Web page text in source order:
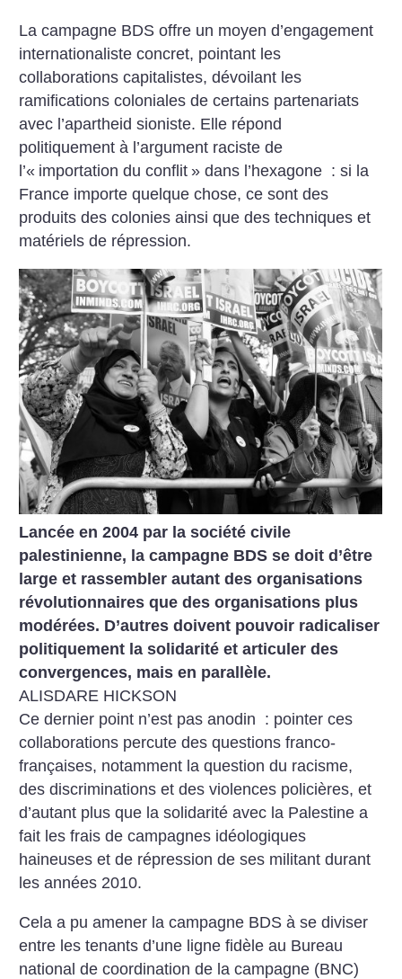
La campagne BDS offre un moyen d’engagement
internationaliste concret, pointant les
collaborations capitalistes, dévoilant les
ramifications coloniales de certains partenariats
avec l’apartheid sioniste. Elle répond
politiquement à l’argument raciste de
l’« importation du conflit » dans l’hexagone : si la
France importe quelque chose, ce sont des
produits des colonies ainsi que des techniques et
matériels de répression.
Lancée en 2004 par la société civile
palestinienne, la campagne BDS se doit d’être
large et rassembler autant des organisations
révolutionnaires que des organisations plus
modérées. D’autres doivent pouvoir radicaliser
politiquement la solidarité et articuler des
convergences, mais en parallèle.
ALISDARE HICKSON
Ce dernier point n’est pas anodin : pointer ces
collaborations percute des questions franco-
françaises, notamment la question du racisme,
des discriminations et des violences policières, et
d’autant plus que la solidarité avec la Palestine a
fait les frais de campagnes idéologiques
haineuses et de répression de ses militant durant
les années 2010.
Cela a pu amener la campagne BDS à se diviser
entre les tenants d’une ligne fidèle au Bureau
national de coordination de la campagne (BNC)